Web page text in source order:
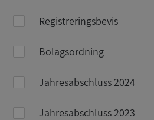
Registreringsbevis
Bolagsordning
Jahresabschluss 2024
Jahresabschluss 2023